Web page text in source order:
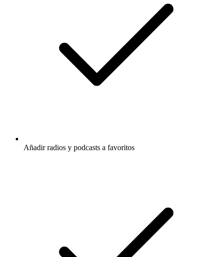
Añadir radios y podcasts a favoritos